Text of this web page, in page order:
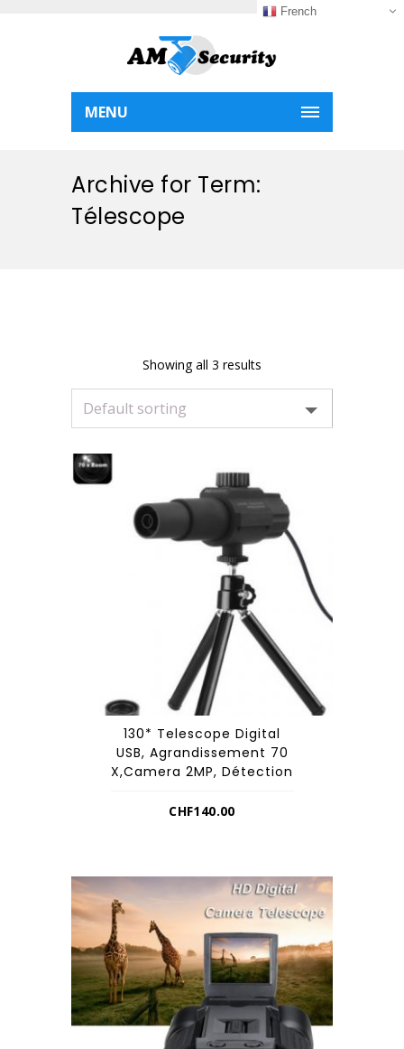
MENU
Archive for Term:
Télescope
Showing all 3 results
130* Telescope Digital
USB, Agrandissement 70
X,Camera 2MP, Détection
CHF140.00
French